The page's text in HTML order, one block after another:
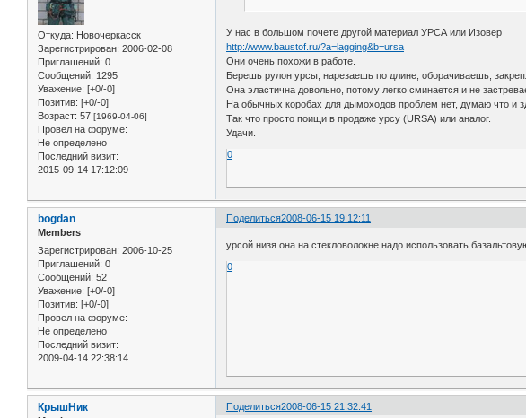
Откуда: Новочеркасск
Зарегистрирован: 2006-02-08
Приглашений: 0
Сообщений: 1295
Уважение: [+0/-0]
Позитив: [+0/-0]
Возраст: 57 [1969-04-06]
Провел на форуме:
Не определено
Последний визит:
2015-09-14 17:12:09
У нас в большом почете другой материал УРСА или Изовер
http://www.baustof.ru/?a=lagging&b=ursa
Они очень похожи в работе.
Берешь рулон урсы, нарезаешь по длине, оборачиваешь,
Она эластична довольно, потому легко сминается и не
На обычных коробах для дымоходов проблем нет, думаю что и
Так что просто поищи в продаже урсу (URSA) или аналог.
Удачи.
0
Поделиться2008-06-15 19:12:11
bogdan
Members
Зарегистрирован: 2006-10-25
Приглашений: 0
Сообщений: 52
Уважение: [+0/-0]
Позитив: [+0/-0]
Провел на форуме:
Не определено
Последний визит:
2009-04-14 22:38:14
урсой низя она на стекловолокне надо использовать
0
Поделиться2008-06-15 21:32:41
КрышНик